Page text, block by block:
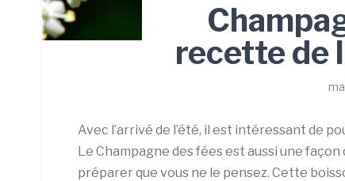
recette de
Avec l’arrivé de l’été, il est intéressant de
Le Champagne des fées est aussi une
préparer que vous ne le pensez. Cette